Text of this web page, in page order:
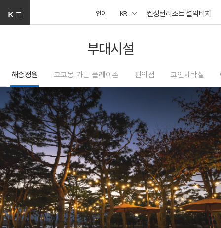
언어 KR 켄싱턴리조트 설악비치
부대시설
해송정원 코코몽 가든 플레이존 편의점 코인세탁실